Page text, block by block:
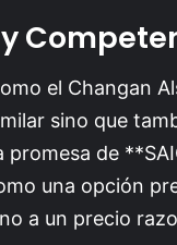
el Changan
sino que
promesa de
una opción
a un precio